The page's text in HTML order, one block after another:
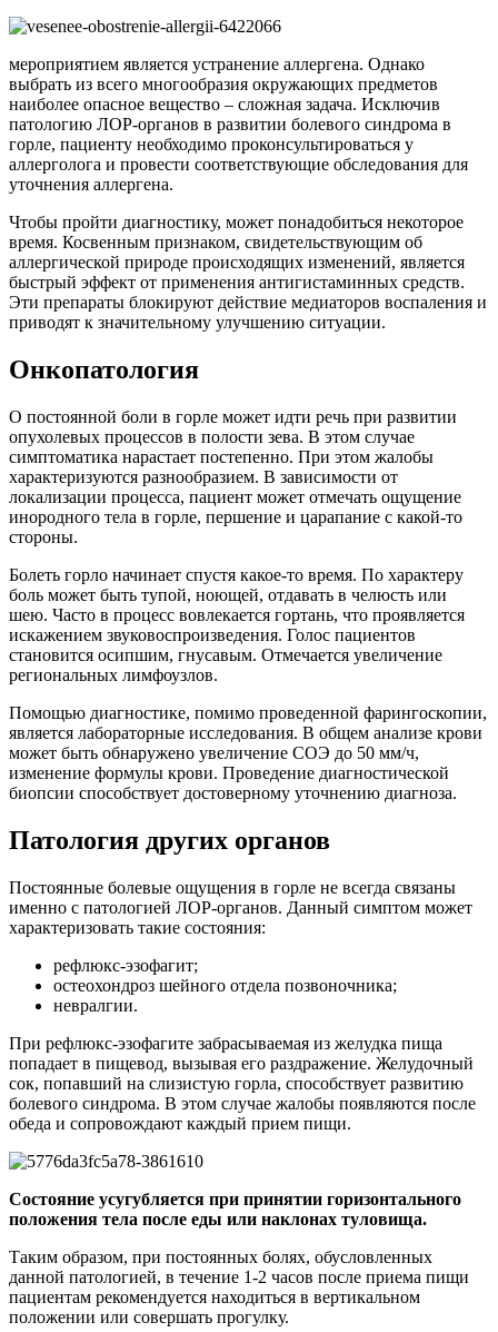
мероприятием является устранение аллергена. Однако
выбрать из всего многообразия окружающих предметов
наиболее опасное вещество – сложная задача. Исключив
патологию ЛОР-органов в развитии болевого синдрома в
горле, пациенту необходимо проконсультироваться у
аллерголога и провести соответствующие обследования для
уточнения аллергена.
Чтобы пройти диагностику, может понадобиться некоторое
время. Косвенным признаком, свидетельствующим об
аллергической природе происходящих изменений, является
быстрый эффект от применения антигистаминных средств.
Эти препараты блокируют действие медиаторов воспаления и
приводят к значительному улучшению ситуации.
Онкопатология
О постоянной боли в горле может идти речь при развитии
опухолевых процессов в полости зева. В этом случае
симптоматика нарастает постепенно. При этом жалобы
характеризуются разнообразием. В зависимости от
локализации процесса, пациент может отмечать ощущение
инородного тела в горле, першение и царапание с какой-то
стороны.
Болеть горло начинает спустя какое-то время. По характеру
боль может быть тупой, ноющей, отдавать в челюсть или
шею. Часто в процесс вовлекается гортань, что проявляется
искажением звуковоспроизведения. Голос пациентов
становится осипшим, гнусавым. Отмечается увеличение
региональных лимфоузлов.
Помощью диагностике, помимо проведенной фарингоскопии,
является лабораторные исследования. В общем анализе крови
может быть обнаружено увеличение СОЭ до 50 мм/ч,
изменение формулы крови. Проведение диагностической
биопсии способствует достоверному уточнению диагноза.
Патология других органов
Постоянные болевые ощущения в горле не всегда связаны
именно с патологией ЛОР-органов. Данный симптом может
характеризовать такие состояния:
рефлюкс-эзофагит;
остеохондроз шейного отдела позвоночника;
невралгии.
При рефлюкс-эзофагите забрасываемая из желудка пища
попадает в пищевод, вызывая его раздражение. Желудочный
сок, попавший на слизистую горла, способствует развитию
болевого синдрома. В этом случае жалобы появляются после
обеда и сопровождают каждый прием пищи.
Состояние усугубляется при принятии горизонтального
положения тела после еды или наклонах туловища.
Таким образом, при постоянных болях, обусловленных
данной патологией, в течение 1-2 часов после приема пищи
пациентам рекомендуется находиться в вертикальном
положении или совершать прогулку.